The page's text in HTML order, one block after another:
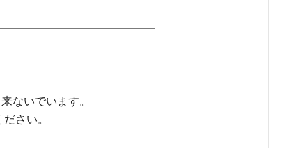
ないでいます。
さい。